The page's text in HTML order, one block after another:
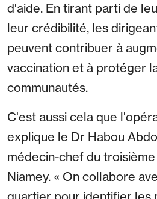
d'aide. En tirant parti de
leur crédibilité, les
peuvent contribuer à
vaccination et à protéger
communautés.
C'est aussi cela que
explique le Dr Habou
médecin-chef du
Niamey. « On collabore